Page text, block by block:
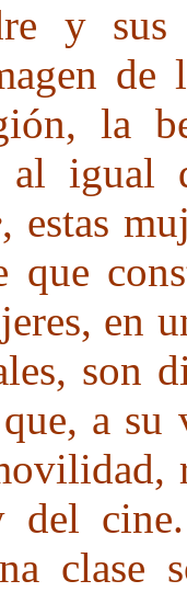
y
la
al
, estas
que
en
son
a
del
clase